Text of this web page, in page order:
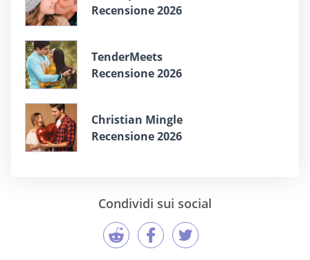
Recensione 2026
TenderMeets
Recensione 2026
Christian Mingle
Recensione 2026
Condividi sui social